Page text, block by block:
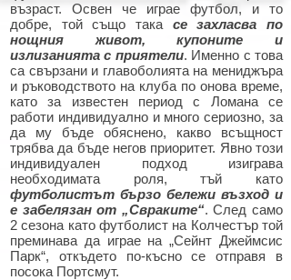
възраст. Освен че играе футбол, и то
добре, той също така се захласва по
нощния живот, купоните и
излизанията с приятели. Именно с това
са свързани и главоболията на мениджъра
и ръководството на клуба по онова време,
като за известен период с Ломана се
работи индивидуално и много сериозно, за
да му бъде обяснено, какво всъщност
трябва да бъде негов приоритет. Явно този
индивидуален подход изиграва
необходимата роля, тъй като
футболистът бързо бележи възход и
е забелязан от „Свраките“. След само
2 сезона като футболист на Колчестър той
преминава да играе на „Сейнт Джеймсис
Парк“, откъдето по-късно се отправя в
посока Портсмут.